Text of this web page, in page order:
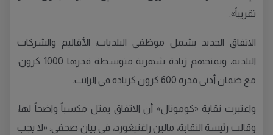
تقريباً».
الاتفاق الجديد يشمل موظفي البلديات، الأقاليم والشركات
البلدية، ويمنحهم زيادة شهرية متوسطة قدرها 1000 كرون،
مع ضمان أدنى قدره 600 كرون كزيادة في الراتب.
واعتبرت نقابة «كومونال» أن الاتفاق يمثل مكسباً واضحاً لها،
وقالت رئيسة النقابة، مالين راغنيغورد، في بيان صحفي: «لا يجب